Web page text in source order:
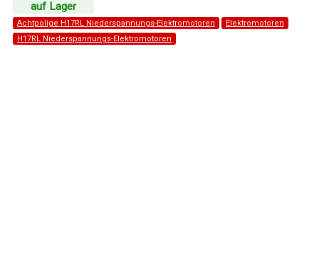
Achtpolige H17RL Niederspannungs-Elektromotoren
Elektromotoren
H17RL Niederspannungs-Elektromotoren